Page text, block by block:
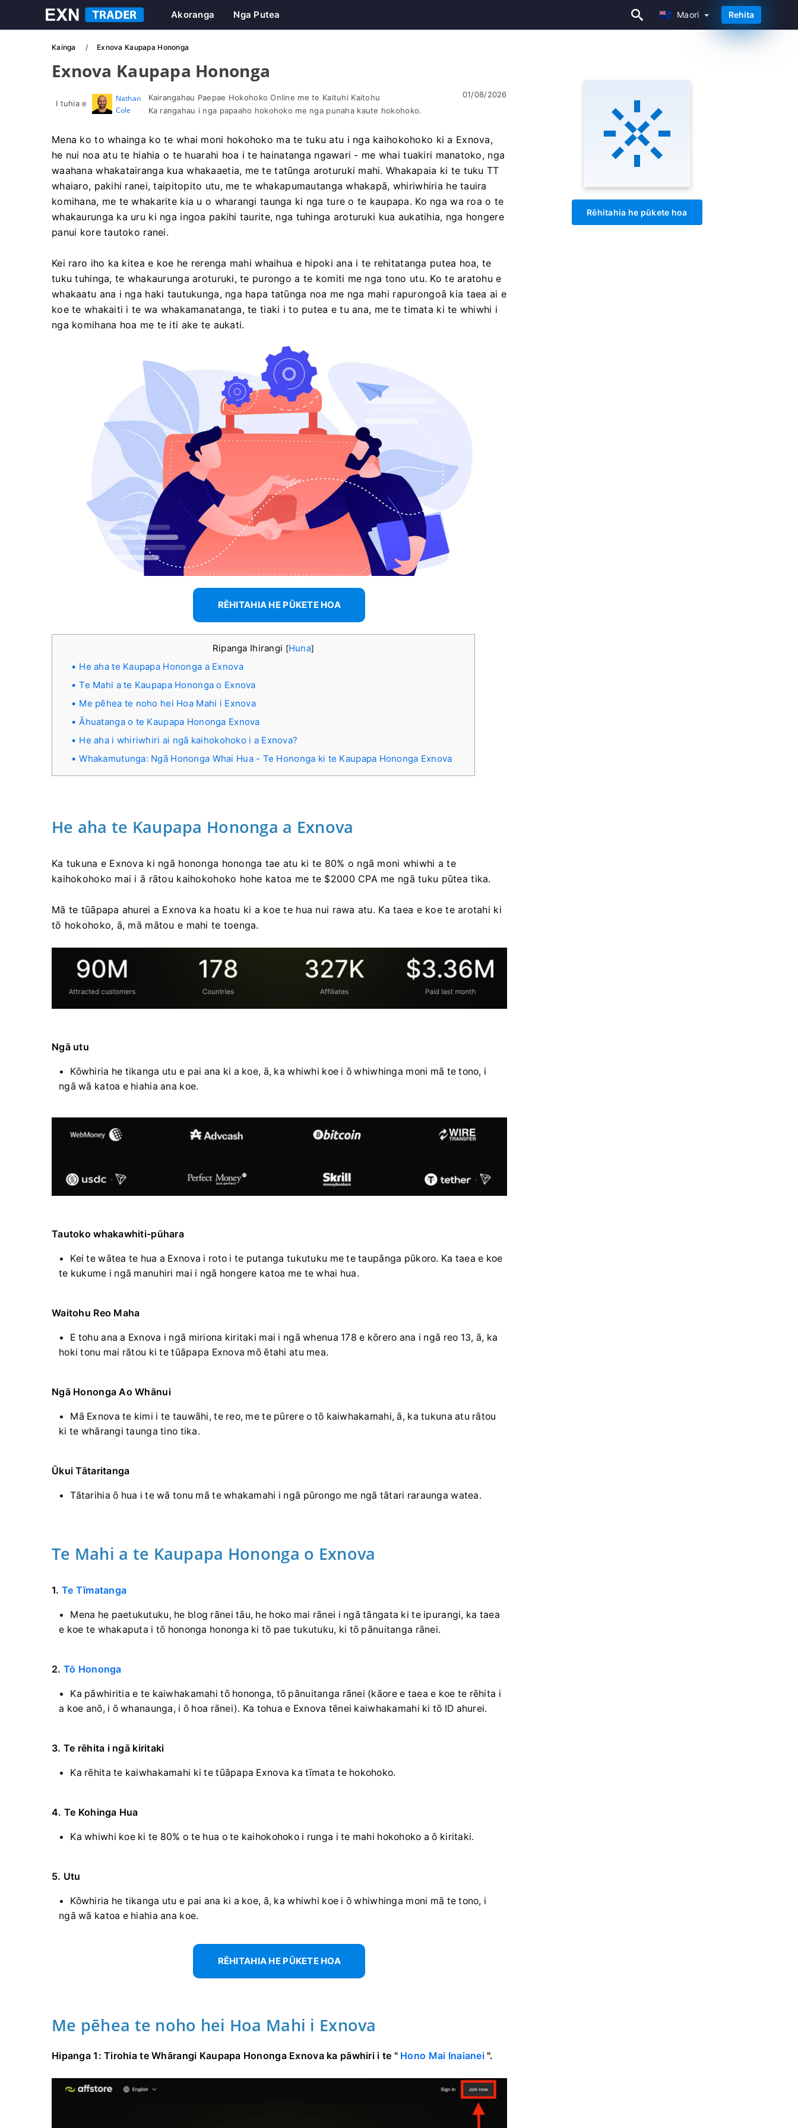
Maori
Akoranga Nga Putea Maori Rehita
Kainga Exnova Kaupapa Hononga
Exnova Kaupapa Hononga
I tuhia e
Nathan
Cole
Kairangahau Paepae Hokohoko Online me te Kaituhi Kaitohu
Ka rangahau i nga papaaho hokohoko me nga punaha kaute hokohoko.
01/08/2026
Mena ko to whainga ko te whai moni hokohoko ma te tuku atu i nga kaihokohoko ki a Exnova,
he nui noa atu te hiahia o te huarahi hoa i te hainatanga ngawari - me whai tuakiri manatoko, nga
waahana whakatairanga kua whakaaetia, me te tatūnga aroturuki mahi. Whakapaia ki te tuku TT
whaiaro, pakihi ranei, taipitopito utu, me te whakapumautanga whakapā, whiriwhiria he tauira
komihana, me te whakarite kia u o wharangi taunga ki nga ture o te kaupapa. Ko nga wa roa o te
whakaurunga ka uru ki nga ingoa pakihi taurite, nga tuhinga aroturuki kua aukatihia, nga hongere
panui kore tautoko ranei.
Kei raro iho ka kitea e koe he rerenga mahi whaihua e hipoki ana i te rehitatanga putea hoa, te
tuku tuhinga, te whakaurunga aroturuki, te purongo a te komiti me nga tono utu. Ko te aratohu e
whakaatu ana i nga haki tautukunga, nga hapa tatūnga noa me nga mahi rapurongoā kia taea ai e
koe te whakaiti i te wa whakamanatanga, te tiaki i to putea e tu ana, me te timata ki te whiwhi i
nga komihana hoa me te iti ake te aukati.
RĒHITAHIA HE PŪKETE HOA
Ripanga Ihirangi [Huna]
He aha te Kaupapa Hononga a Exnova
Te Mahi a te Kaupapa Hononga o Exnova
Me pēhea te noho hei Hoa Mahi i Exnova
Āhuatanga o te Kaupapa Hononga Exnova
He aha i whiriwhiri ai ngā kaihokohoko i a Exnova?
Whakamutunga: Ngā Hononga Whai Hua - Te Hononga ki te Kaupapa Hononga Exnova
He aha te Kaupapa Hononga a Exnova
Ka tukuna e Exnova ki ngā hononga hononga tae atu ki te 80% o ngā moni whiwhi a te
kaihokohoko mai i ā rātou kaihokohoko hohe katoa me te $2000 CPA me ngā tuku pūtea tika.
Mā te tūāpapa ahurei a Exnova ka hoatu ki a koe te hua nui rawa atu. Ka taea e koe te arotahi ki
tō hokohoko, ā, mā mātou e mahi te toenga.
Ngā utu
Kōwhiria he tikanga utu e pai ana ki a koe, ā, ka whiwhi koe i ō whiwhinga moni mā te tono, i
ngā wā katoa e hiahia ana koe.
Tautoko whakawhiti-pūhara
Kei te wātea te hua a Exnova i roto i te putanga tukutuku me te taupānga pūkoro. Ka taea e koe
te kukume i ngā manuhiri mai i ngā hongere katoa me te whai hua.
Waitohu Reo Maha
E tohu ana a Exnova i ngā miriona kiritaki mai i ngā whenua 178 e kōrero ana i ngā reo 13, ā, ka
hoki tonu mai rātou ki te tūāpapa Exnova mō ētahi atu mea.
Ngā Hononga Ao Whānui
Mā Exnova te kimi i te tauwāhi, te reo, me te pūrere o tō kaiwhakamahi, ā, ka tukuna atu rātou
ki te whārangi taunga tino tika.
Ūkui Tātaritanga
Tātarihia ō hua i te wā tonu mā te whakamahi i ngā pūrongo me ngā tātari raraunga watea.
Te Mahi a te Kaupapa Hononga o Exnova
1. Te Tīmatanga
Mena he paetukutuku, he blog rānei tāu, he hoko mai rānei i ngā tāngata ki te ipurangi, ka taea
e koe te whakaputa i tō hononga hononga ki tō pae tukutuku, ki tō pānuitanga rānei.
2. Tō Hononga
Ka pāwhiritia e te kaiwhakamahi tō hononga, tō pānuitanga rānei (kāore e taea e koe te rēhita i
a koe anō, i ō whanaunga, i ō hoa rānei). Ka tohua e Exnova tēnei kaiwhakamahi ki tō ID ahurei.
3. Te rēhita i ngā kiritaki
Ka rēhita te kaiwhakamahi ki te tūāpapa Exnova ka tīmata te hokohoko.
4. Te Kohinga Hua
Ka whiwhi koe ki te 80% o te hua o te kaihokohoko i runga i te mahi hokohoko a ō kiritaki.
5. Utu
Kōwhiria he tikanga utu e pai ana ki a koe, ā, ka whiwhi koe i ō whiwhinga moni mā te tono, i
ngā wā katoa e hiahia ana koe.
RĒHITAHIA HE PŪKETE HOA
Me pēhea te noho hei Hoa Mahi i Exnova
Hipanga 1: Tirohia te Whārangi Kaupapa Hononga Exnova ka pāwhiri i te " Hono Mai Inaianei".
Rēhitahia he pūkete hoa